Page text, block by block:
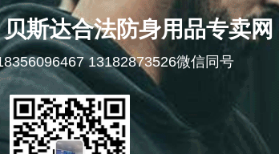
斯达合法防身用品专卖网
13182873526微信同号